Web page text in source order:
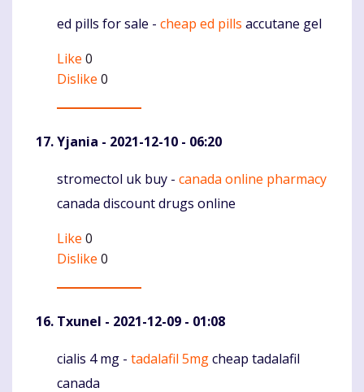
Komentaras
ed pills for sale - cheap ed pills accutane gel
Like 0
Dislike 0
Yjania - 2021-12-10 - 06:20
Komentaras
stromectol uk buy - canada online pharmacy
canada discount drugs online
Like 0
Dislike 0
Txunel - 2021-12-09 - 01:08
Komentaras
cialis 4 mg - tadalafil 5mgcheap tadalafil
canada